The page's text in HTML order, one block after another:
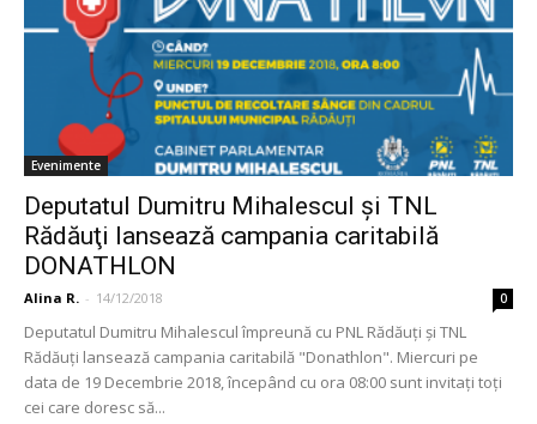
Evenimente
Deputatul Dumitru Mihalescul şi TNL
Rădăuţi lansează campania caritabilă
DONATHLON
Alina R. - 14/12/2018 0
Deputatul Dumitru Mihalescul împreună cu PNL Rădăuţi şi TNL
Rădăuţi lansează campania caritabilă "Donathlon". Miercuri pe
data de 19 Decembrie 2018, începând cu ora 08:00 sunt invitaţi toţi
cei care doresc să...